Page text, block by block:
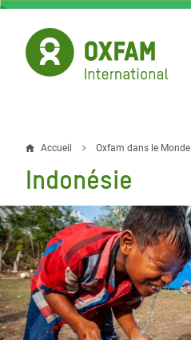
Aller
contenu
principal
Fil
d'Ariane
Accueil Oxfam dans le Monde
Indonésie